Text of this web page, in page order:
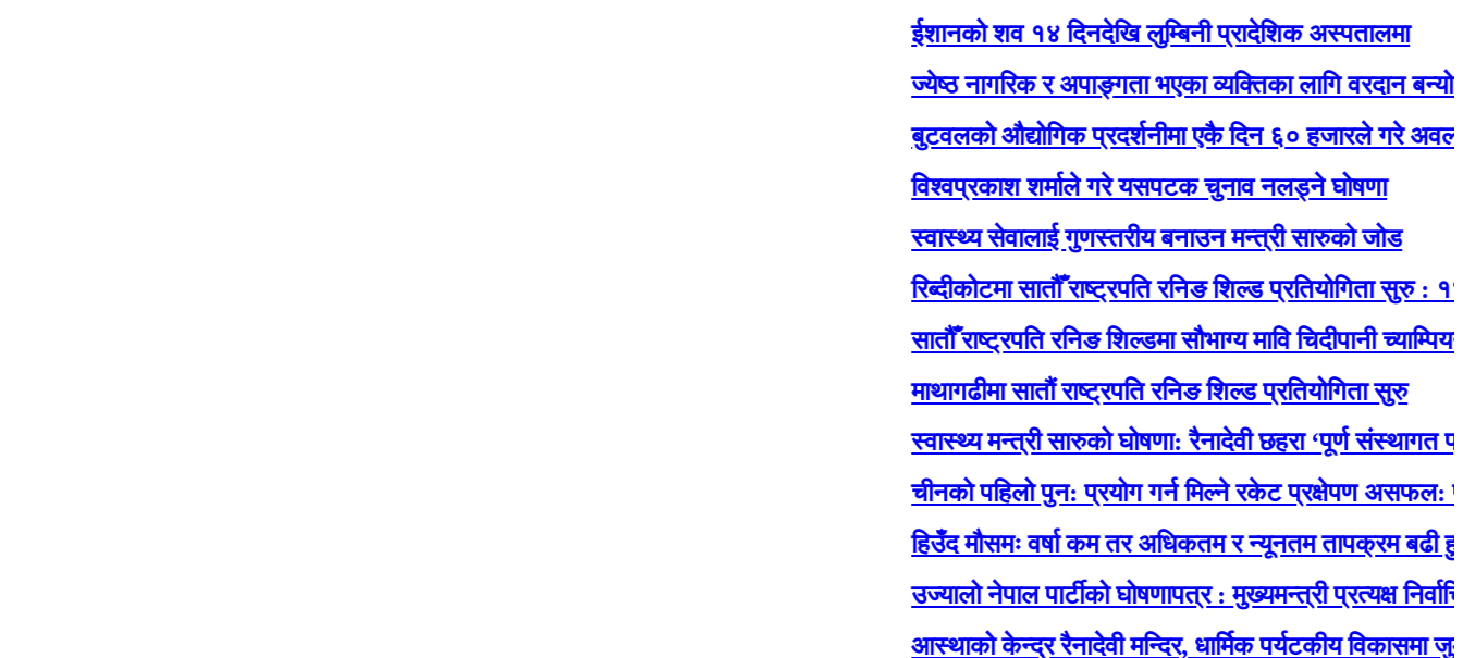
ईशानको शव १४ दिनदेखि लुम्बिनी प्रादेशिक अस्पतालमा
ज्येष्ठ नागरिक र अपाङ्गता भएका व्यक्तिका लागि वरदान बन्यो
बुटवलको औद्योगिक प्रदर्शनीमा एकै दिन ६० हजारले गरे अवलोकन
विश्वप्रकाश शर्माले गरे यसपटक चुनाव नलड्ने घोषणा
स्वास्थ्य सेवालाई गुणस्तरीय बनाउन मन्त्री सारुको जोड
रिब्दीकोटमा सातौँ राष्ट्रपति रनिङ शिल्ड प्रतियोगिता सुरु : १४
सातौँ राष्ट्रपति रनिङ शिल्डमा सौभाग्य मावि चिदीपानी च्याम्पियन
माथागढीमा सातौं राष्ट्रपति रनिङ शिल्ड प्रतियोगिता सुरु
स्वास्थ्य मन्त्री सारुको घोषणा: रैनादेवी छहरा ‘पूर्ण संस्थागत प्रसूति
चीनको पहिलो पुन: प्रयोग गर्न मिल्ने रकेट प्रक्षेपण असफल: पृथ्वीमा
हिउँद मौसमः वर्षा कम तर अधिकतम र न्यूनतम तापक्रम बढी हुने
उज्यालो नेपाल पार्टीको घोषणापत्र : मुख्यमन्त्री प्रत्यक्ष निर्वाचित,
आस्थाको केन्द्र रैनादेवी मन्दिर, धार्मिक पर्यटकीय विकासमा जुर्मराउँदै